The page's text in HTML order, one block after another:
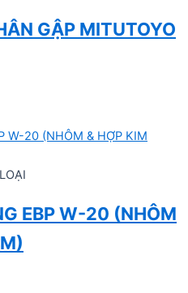
GẬP MITUTOYO
EBP W-20 (NHÔM